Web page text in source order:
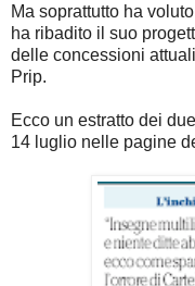
Ma soprattutto ha
ha ribadito il suo
delle concessioni
Prip.
Ecco un estratto dei
14 luglio nelle pagine